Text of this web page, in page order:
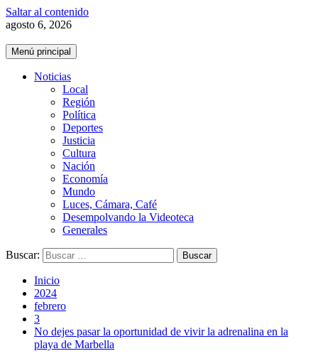
Saltar al contenido
agosto 6, 2026
Menú principal
Noticias
Local
Región
Política
Deportes
Justicia
Cultura
Nación
Economía
Mundo
Luces, Cámara, Café
Desempolvando la Videoteca
Generales
Buscar:
Inicio
2024
febrero
3
No dejes pasar la oportunidad de vivir la adrenalina en la
playa de Marbella